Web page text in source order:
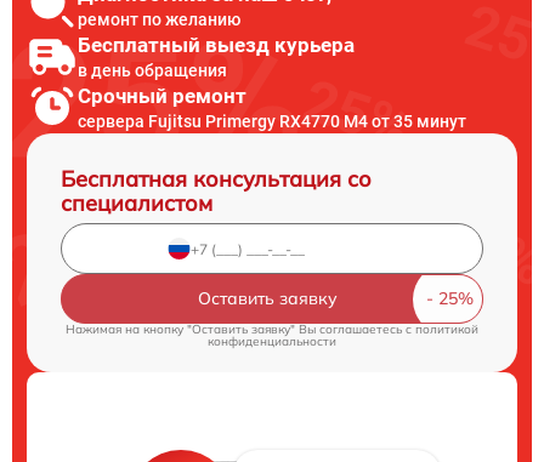
ремонт по желанию
Бесплатный выезд курьера
в день обращения
Срочный ремонт
сервера Fujitsu Primergy RX4770 M4 от 35 минут
Бесплатная консультация со
специалистом
Оставить заявку
Нажимая на кнопку "Оставить заявку" Вы соглашаетесь cполитикой
конфиденциальности